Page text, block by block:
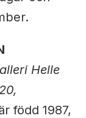
Helle
född 1987,